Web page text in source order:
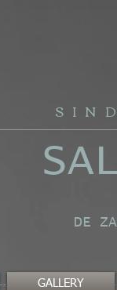
DE
GALLERY